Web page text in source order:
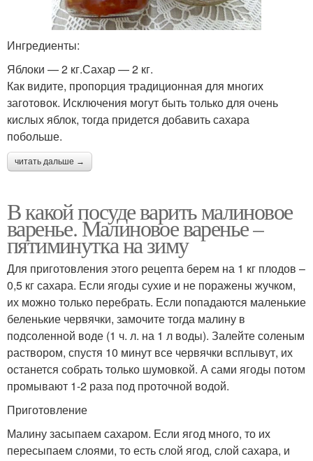
Ингредиенты:
Яблоки — 2 кг.Сахар — 2 кг.
Как видите, пропорция традиционная для многих
заготовок. Исключения могут быть только для очень
кислых яблок, тогда придется добавить сахара
побольше.
читать дальше →
В какой посуде варить малиновое
варенье. Малиновое варенье –
пятиминутка на зиму
Для приготовления этого рецепта берем на 1 кг плодов –
0,5 кг сахара. Если ягоды сухие и не поражены жучком,
их можно только перебрать. Если попадаются маленькие
беленькие червячки, замочите тогда малину в
подсоленной воде (1 ч. л. на 1 л воды). Залейте соленым
раствором, спустя 10 минут все червячки всплывут, их
останется собрать только шумовкой. А сами ягоды потом
промывают 1-2 раза под проточной водой.
Приготовление
Малину засыпаем сахаром. Если ягод много, то их
пересыпаем слоями, то есть слой ягод, слой сахара, и